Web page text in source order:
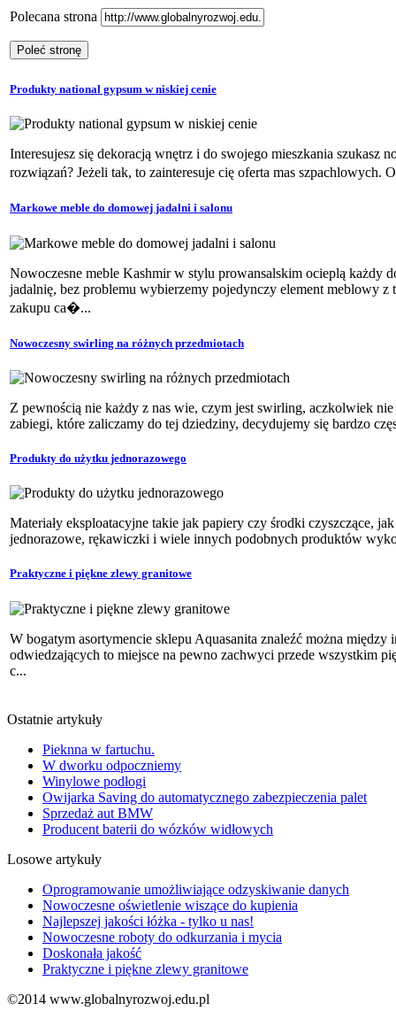
Polecana strona
Produkty national gypsum w niskiej cenie
Interesujesz się dekoracją wnętrz i do swojego mieszkania szukasz
rozwiązań? Jeżeli tak, to zainteresuje cię oferta mas szpachlowych.
Markowe meble do domowej jadalni i salonu
Nowoczesne meble Kashmir w stylu prowansalskim ocieplą każdy
jadalnię, bez problemu wybierzemy pojedynczy element meblowy
zakupu ca�...
Nowoczesny swirling na różnych przedmiotach
Z pewnością nie każdy z nas wie, czym jest swirling, aczkolwiek
zabiegi, które zaliczamy do tej dziedziny, decydujemy się bardzo
Produkty do użytku jednorazowego
Materiały eksploatacyjne takie jak papiery czy środki czyszczące,
jednorazowe, rękawiczki i wiele innych podobnych produktów
Praktyczne i piękne zlewy granitowe
W bogatym asortymencie sklepu Aquasanita znaleźć można
odwiedzających to miejsce na pewno zachwyci przede wszystkim
c...
Ostatnie artykuły
Pieknna w fartuchu.
W dworku odpoczniemy
Winylowe podłogi
Owijarka Saving do automatycznego zabezpieczenia palet
Sprzedaż aut BMW
Producent baterii do wózków widłowych
Losowe artykuły
Oprogramowanie umożliwiające odzyskiwanie danych
Nowoczesne oświetlenie wiszące do kupienia
Najlepszej jakości łóżka - tylko u nas!
Nowoczesne roboty do odkurzania i mycia
Doskonała jakość
Praktyczne i piękne zlewy granitowe
©2014 www.globalnyrozwoj.edu.pl